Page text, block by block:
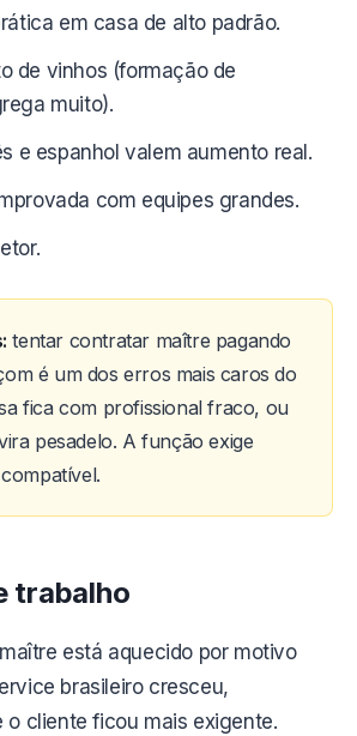
em casa de alto padrão.
de vinhos (formação de
muito).
e espanhol valem aumento real.
com equipes grandes.
tentar contratar maître pagando
é um dos erros mais caros do
fica com profissional fraco, ou
pesadelo. A função exige
trabalho
está aquecido por motivo
brasileiro cresceu,
o cliente ficou mais exigente.